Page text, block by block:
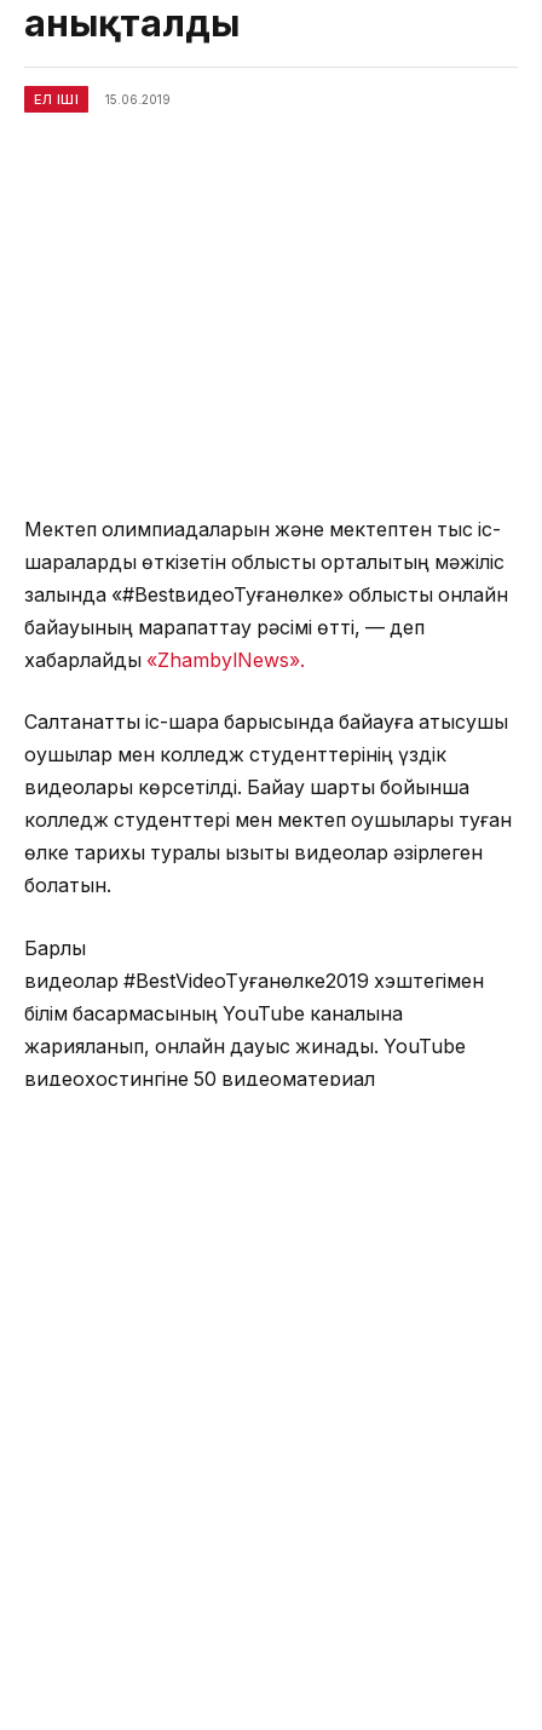
анықталды
ЕЛ ІШІ 15.06.2019
Мектеп олимпиадаларын және мектептен тыс іс-
шараларды өткізетін облыстық орталықтың мәжіліс
залында «#BestвидеоТуғанөлке» облыстық онлайн
байқауының марапаттау рәсімі өтті, — деп
хабарлайды «ZhambylNews».
Салтанатты іс-шара барысында байқауға қатысушы
оқушылар мен колледж студенттерінің үздік
видеолары көрсетілді. Байқау шарты бойынша
колледж студенттері мен мектеп оқушылары туған
өлке тарихы туралы қызықты видеолар әзірлеген
болатын.
Барлық
видеолар #BestVideoTуғанөлке2019 хэштегімен
білім басқармасының YouTube каналына
жарияланып, онлайн дауыс жинады. YouTube
видеохостингіне 50 видеоматериал